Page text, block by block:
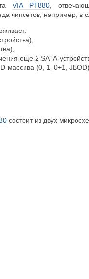
VIA PT880,
чипсетов, например, в
еще 2 SATA-
массива (0, 1, 0+1, JBOD)
состоит из двух